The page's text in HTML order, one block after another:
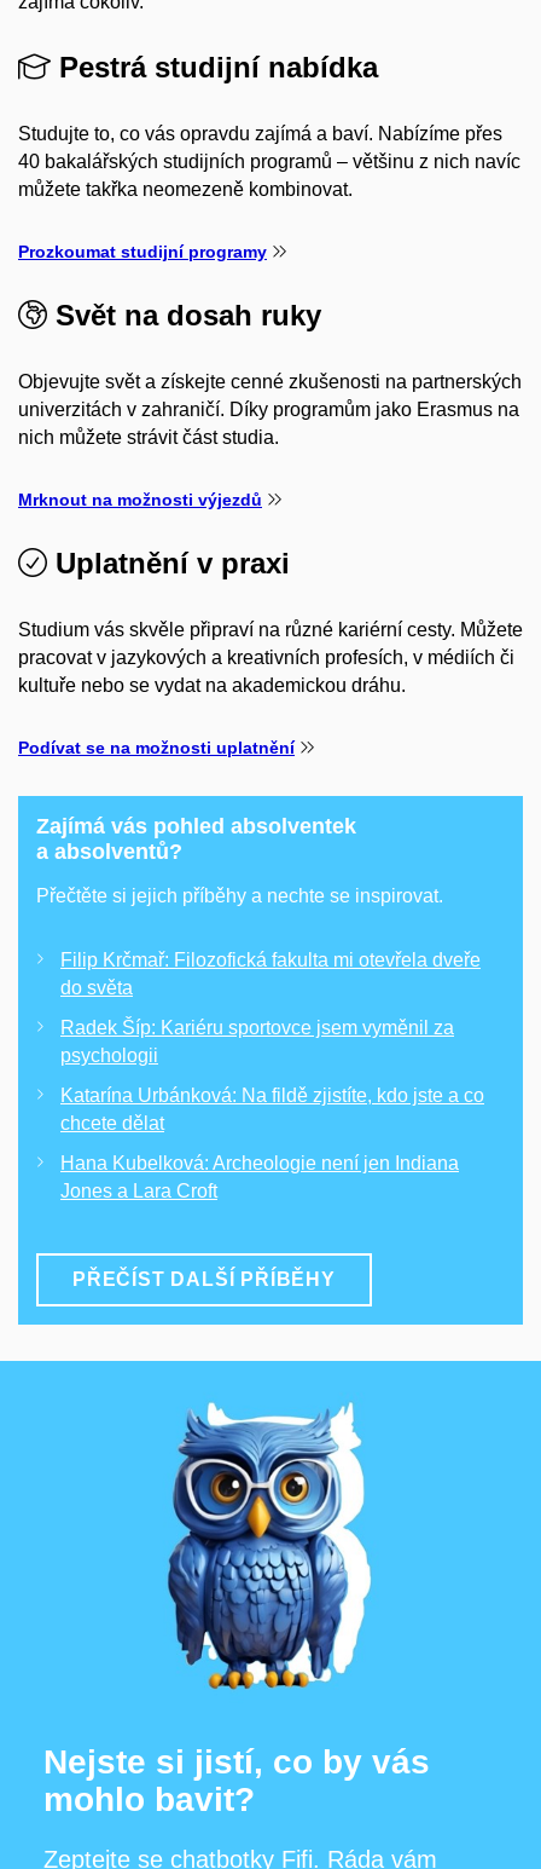
Pestrá studijní nabídka
Studujte to, co vás opravdu zajímá a baví. Nabízíme přes
40 bakalářských studijních programů – většinu z nich navíc
můžete takřka neomezeně kombinovat.
Prozkoumat studijní programy
Svět na dosah ruky
Objevujte svět a získejte cenné zkušenosti na partnerských
univerzitách v zahraničí. Díky programům jako Erasmus na
nich můžete strávit část studia.
Mrknout na možnosti výjezdů
Uplatnění v praxi
Studium vás skvěle připraví na různé kariérní cesty. Můžete
pracovat v jazykových a kreativních profesích, v médiích či
kultuře nebo se vydat na akademickou dráhu.
Podívat se na možnosti uplatnění
Zajímá vás pohled absolventek
a absolventů?
Přečtěte si jejich příběhy a nechte se inspirovat.
Filip Krčmař: Filozofická fakulta mi otevřela dveře
do světa
Radek Šíp: Kariéru sportovce jsem vyměnil za
psychologii
Katarína Urbánková: Na fildě zjistíte, kdo jste a co
chcete dělat
Hana Kubelková: Archeologie není jen Indiana
Jones a Lara Croft
PŘEČÍST DALŠÍ PŘÍBĚHY
Nejste si jistí, co by vás
mohlo bavit?
Zeptejte se chatbotky Fifi. Ráda vám